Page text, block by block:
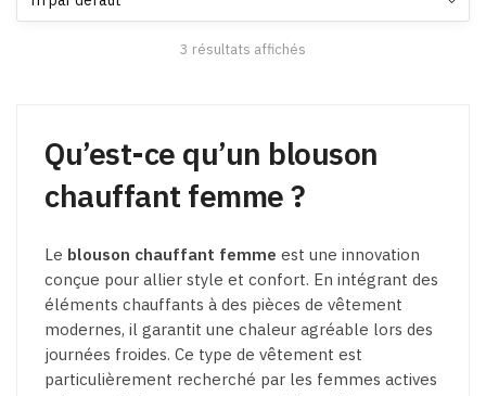
la
page
du
3 résultats affichés
Qu’est-ce qu’un blouson
chauffant femme ?
Le blouson chauffant femme est une innovation
conçue pour allier style et confort. En intégrant des
éléments chauffants à des pièces de vêtement
modernes, il garantit une chaleur agréable lors des
journées froides. Ce type de vêtement est
particulièrement recherché par les femmes actives